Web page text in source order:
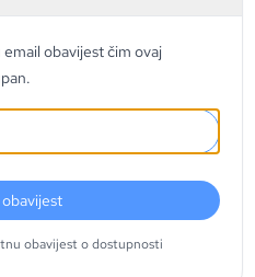
obavijest čim ovaj
obavijest
obavijest o dostupnosti